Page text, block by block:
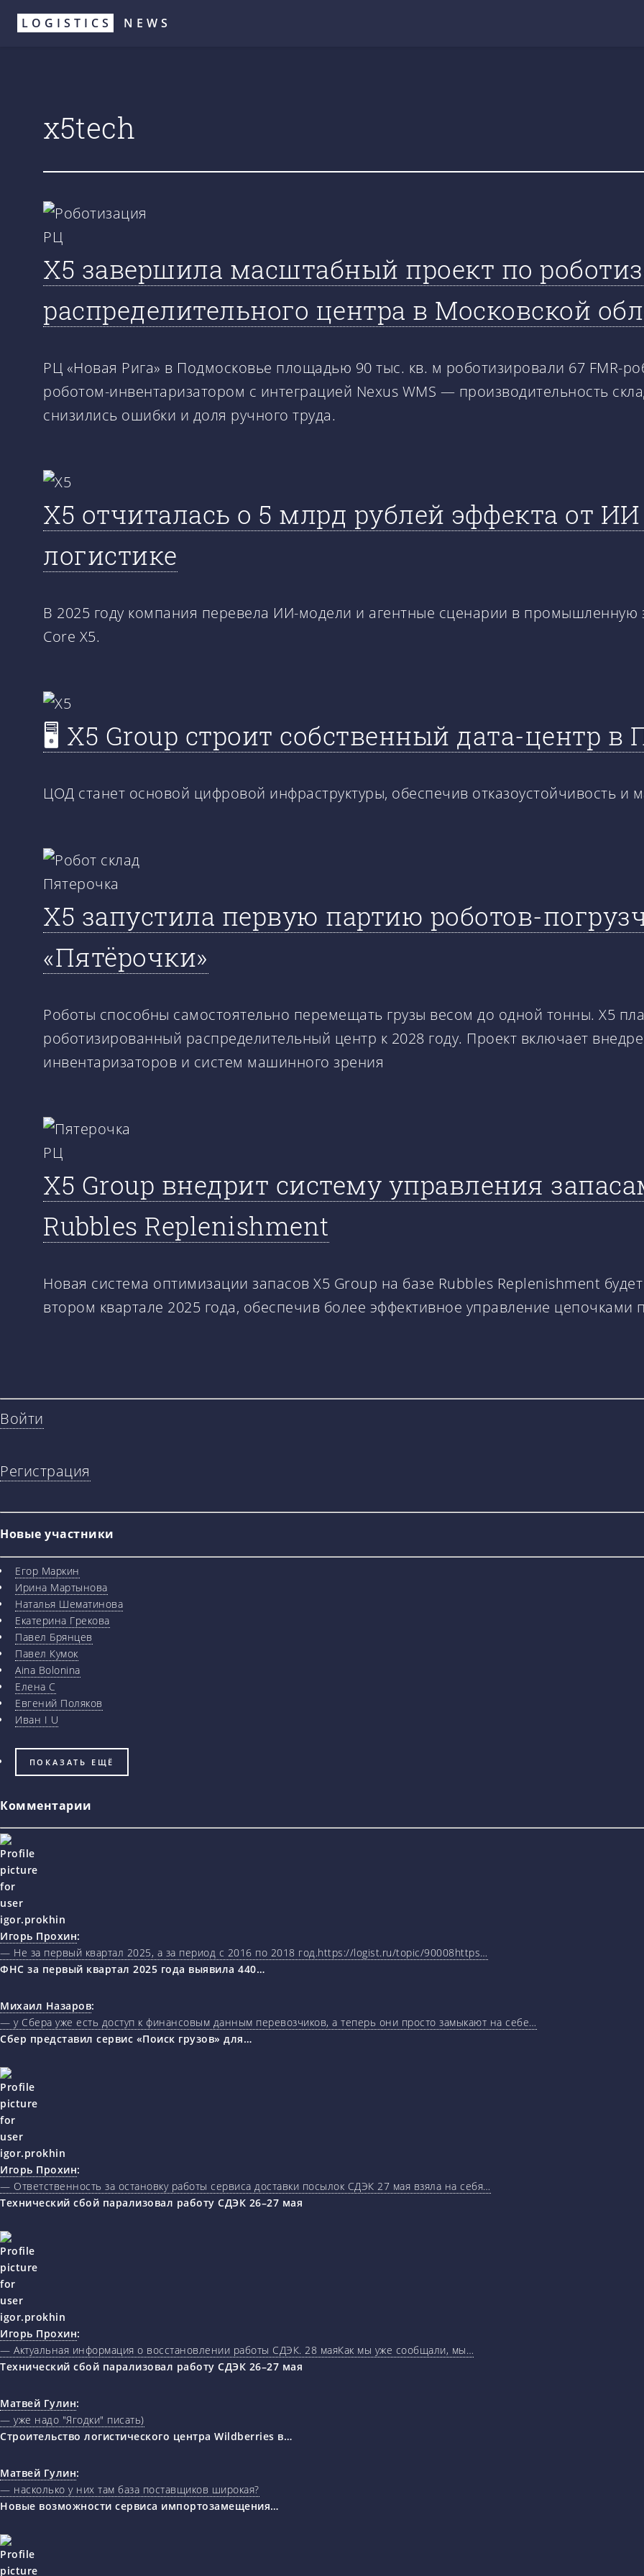
Перейти
LOGISTICS NEWS
x5tech
X5 завершила масштабный проект по
распределительного центра в Московской
РЦ «Новая Рига» в Подмосковье площадью 90 тыс. кв. м роботизировали 67 FMR-
роботом-инвентаризатором с интеграцией Nexus WMS — производительность
снизились ошибки и доля ручного труда.
X5 отчиталась о 5 млрд рублей эффекта от
логистике
В 2025 году компания перевела ИИ-модели и агентные сценарии в промышленную
Core X5.
🖥️ X5 Group строит собственный дата-центр в
ЦОД станет основой цифровой инфраструктуры, обеспечив отказоустойчивость и
X5 запустила первую партию роботов-
«Пятёрочки»
Роботы способны самостоятельно перемещать грузы весом до одной тонны. X5
роботизированный распределительный центр к 2028 году. Проект включает
инвентаризаторов и систем машинного зрения
X5 Group внедрит систему управления
Rubbles Replenishment
Новая система оптимизации запасов X5 Group на базе Rubbles Replenishment
втором квартале 2025 года, обеспечив более эффективное управление цепочками
Войти
Регистрация
Новые участники
Егор Маркин
Ирина Мартынова
Наталья Шематинова
Екатерина Грекова
Павел Брянцев
Павел Кумок
Aina Bolonina
Елена С
Евгений Поляков
Иван I U
ПОКАЗАТЬ ЕЩЁ
Комментарии
Игорь Прохин:
— Не за первый квартал 2025, а за период с 2016 по 2018 год.https://logist.ru/topic/90008https…
ФНС за первый квартал 2025 года выявила 440…
Михаил Назаров:
— у Сбера уже есть доступ к финансовым данным перевозчиков, а теперь они просто замыкают на себе…
Сбер представил сервис «Поиск грузов» для…
Игорь Прохин:
— Ответственность за остановку работы сервиса доставки посылок СДЭК 27 мая взяла на себя…
Технический сбой парализовал работу СДЭК 26–27 мая
Игорь Прохин:
— Актуальная информация о восстановлении работы СДЭК. 28 маяКак мы уже сообщали, мы…
Технический сбой парализовал работу СДЭК 26–27 мая
Матвей Гулин:
— уже надо "Ягодки" писать)
Строительство логистического центра Wildberries в…
Матвей Гулин:
— насколько у них там база поставщиков широкая?
Новые возможности сервиса импортозамещения…